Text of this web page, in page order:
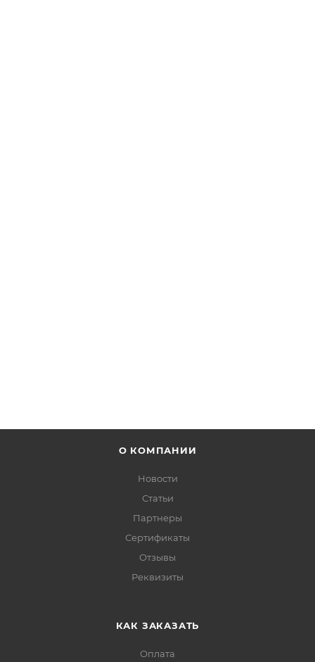
О КОМПАНИИ
Новости
Статьи
Партнеры
Сертификаты
Отзывы
Реквизиты
КАК ЗАКАЗАТЬ
Оплата